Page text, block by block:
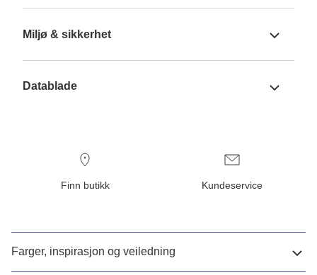
Miljø & sikkerhet
Datablade
Finn butikk Kundeservice
Farger, inspirasjon og veiledning